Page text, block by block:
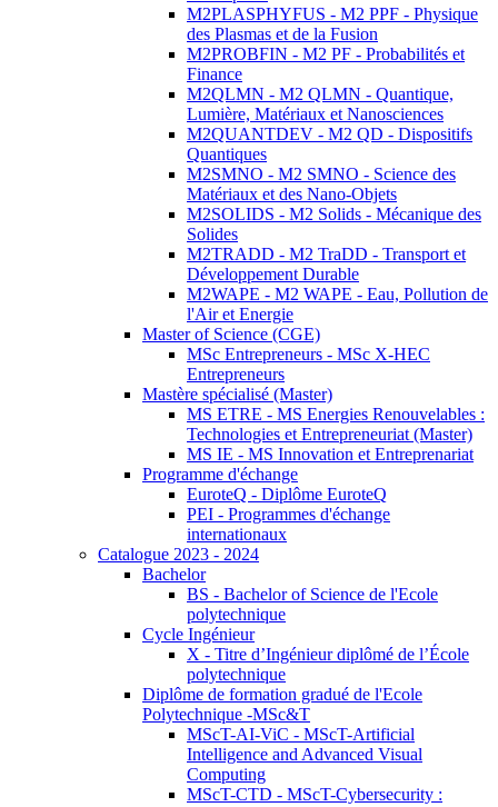
M2PLASPHYFUS - M2 PPF - Physique
des Plasmas et de la Fusion
M2PROBFIN - M2 PF - Probabilités et
Finance
M2QLMN - M2 QLMN - Quantique,
Lumière, Matériaux et Nanosciences
M2QUANTDEV - M2 QD - Dispositifs
Quantiques
M2SMNO - M2 SMNO - Science des
Matériaux et des Nano-Objets
M2SOLIDS - M2 Solids - Mécanique des
Solides
M2TRADD - M2 TraDD - Transport et
Développement Durable
M2WAPE - M2 WAPE - Eau, Pollution de
l'Air et Energie
Master of Science (CGE)
MSc Entrepreneurs - MSc X-HEC
Entrepreneurs
Mastère spécialisé (Master)
MS ETRE - MS Energies Renouvelables :
Technologies et Entrepreneuriat (Master)
MS IE - MS Innovation et Entreprenariat
Programme d'échange
EuroteQ - Diplôme EuroteQ
PEI - Programmes d'échange
internationaux
Catalogue 2023 - 2024
Bachelor
BS - Bachelor of Science de l'Ecole
polytechnique
Cycle Ingénieur
X - Titre d’Ingénieur diplômé de l’École
polytechnique
Diplôme de formation gradué de l'Ecole
Polytechnique -MSc&T
MScT-AI-ViC - MScT-Artificial
Intelligence and Advanced Visual
Computing
MScT-CTD - MScT-Cybersecurity :